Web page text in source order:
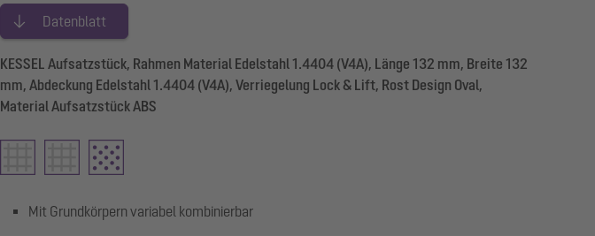
Datenblatt
KESSEL Aufsatzstück, Rahmen Material Edelstahl 1.4404 (V4A), Länge 132 mm, Breite 132
mm, Abdeckung Edelstahl 1.4404 (V4A), Verriegelung Lock & Lift, Rost Design Oval,
Material Aufsatzstück ABS
Mit Grundkörpern variabel kombinierbar